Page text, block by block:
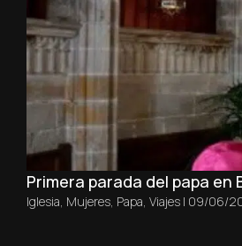
Primera parada del papa en
Iglesia Mujeres Papa Viajes | 09/06/